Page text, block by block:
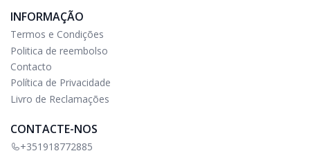
INFORMAÇÃO
Termos e Condições
Politica de reembolso
Contacto
Política de Privacidade
Livro de Reclamações
CONTACTE-NOS
+351918772885